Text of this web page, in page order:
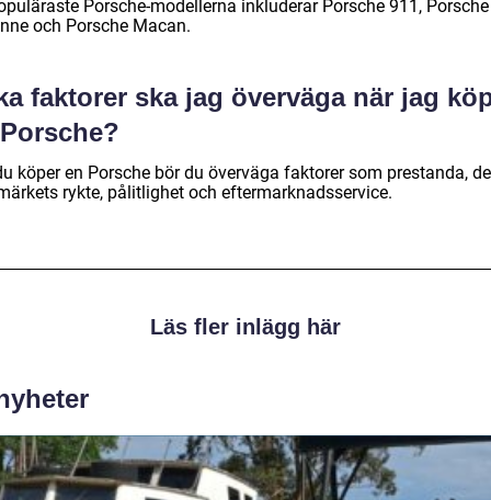
Porsche-modellerna inkluderar Porsche 911, Porsche
och Porsche Macan.
faktorer ska jag överväga när jag
köper en Porsche bör du överväga faktorer som prestanda,
rykte, pålitlighet och eftermarknadsservice.
Läs fler inlägg här